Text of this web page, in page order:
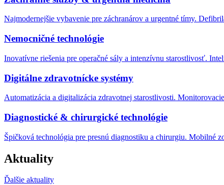
Najmodernejšie vybavenie pre záchranárov a urgentné tímy.
Nemocničné technológie
Inovatívne riešenia pre operačné sály a intenzívnu starostlivosť.
Digitálne zdravotnícke systémy
Automatizácia a digitalizácia zdravotnej starostlivosti.
Diagnostické & chirurgické technológie
Špičková technológia pre presnú diagnostiku a chirurgiu. Mobilné
Aktuality
Ďalšie aktuality